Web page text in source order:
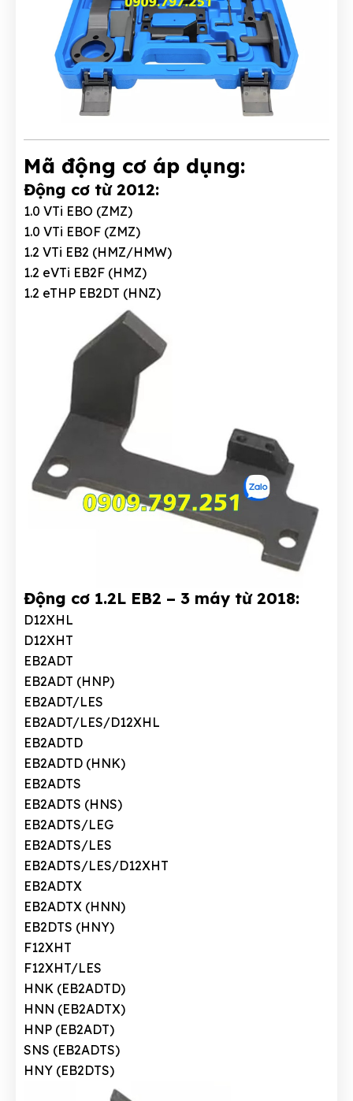
Mã động cơ áp dụng:
Động cơ từ 2012:
1.0 VTi EBO (ZMZ)
1.0 VTi EBOF (ZMZ)
1.2 VTi EB2 (HMZ/HMW)
1.2 eVTi EB2F (HMZ)
1.2 eTHP EB2DT (HNZ)
Động cơ 1.2L EB2 – 3 máy từ 2018:
D12XHL
D12XHT
EB2ADT
EB2ADT (HNP)
EB2ADT/LES
EB2ADT/LES/D12XHL
EB2ADTD
EB2ADTD (HNK)
EB2ADTS
EB2ADTS (HNS)
EB2ADTS/LEG
EB2ADTS/LES
EB2ADTS/LES/D12XHT
EB2ADTX
EB2ADTX (HNN)
EB2DTS (HNY)
F12XHT
F12XHT/LES
HNK (EB2ADTD)
HNN (EB2ADTX)
HNP (EB2ADT)
SNS (EB2ADTS)
HNY (EB2DTS)